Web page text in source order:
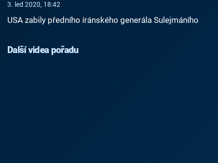
3. led 2020, 18:42
USA zabily předního íránského generála Sulejmáního
Další videa pořadu